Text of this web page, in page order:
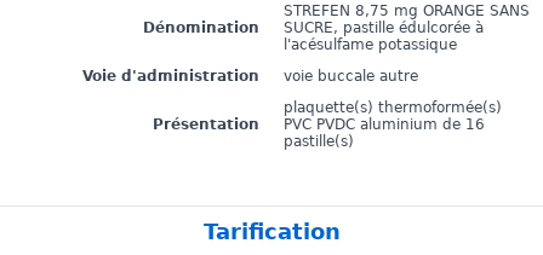
Dénomination
STREFEN 8,75 mg ORANGE SANS
SUCRE, pastille édulcorée à
l'acésulfame potassique
Voie d'administration
voie buccale autre
Présentation
plaquette(s) thermoformée(s)
PVC PVDC aluminium de 16
pastille(s)
Tarification